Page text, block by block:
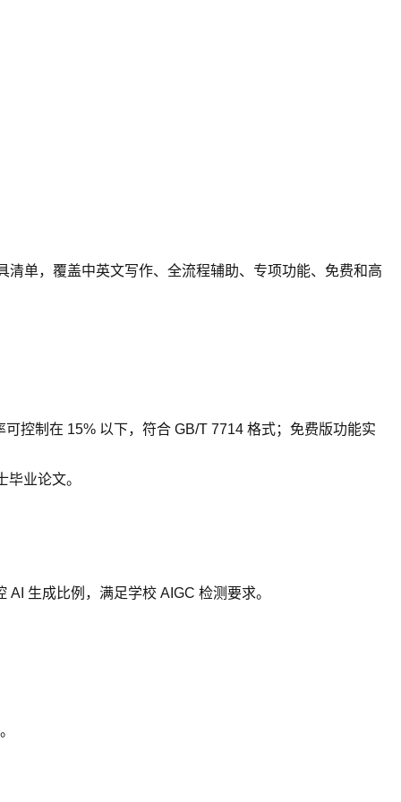
单，覆盖中英文写作、全流程辅助、专项功能、免费和高
控制在 15% 以下，符合 GB/T 7714 格式；免费版功能实
业论文。
生成比例，满足学校 AIGC 检测要求。